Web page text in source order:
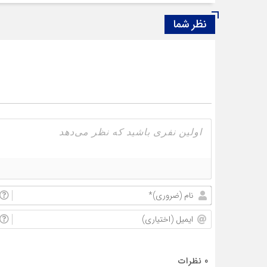
نظر شما
0 نظرات